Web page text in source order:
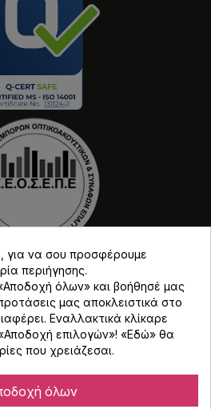
/ Οι τιμές περιλαμβάνουν
για να σου προσφέρουμε
περιήγησης.
όλων» και βοήθησέ μας
μας αποκλειστικά στο
Εναλλακτικά κλίκαρε
επιλογών»! «Εδώ» θα
που χρειάζεσαι.
όλων